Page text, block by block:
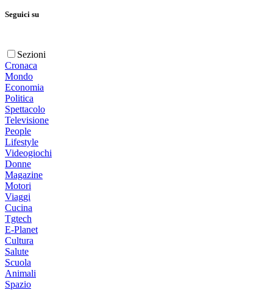
Seguici su
Sezioni
Cronaca
Mondo
Economia
Politica
Spettacolo
Televisione
People
Lifestyle
Videogiochi
Donne
Magazine
Motori
Viaggi
Cucina
Tgtech
E-Planet
Cultura
Salute
Scuola
Animali
Spazio